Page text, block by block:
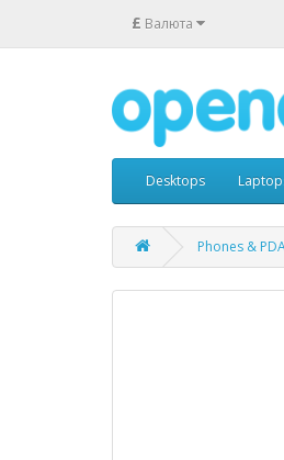
£ Валюта
Desktops
Phones &